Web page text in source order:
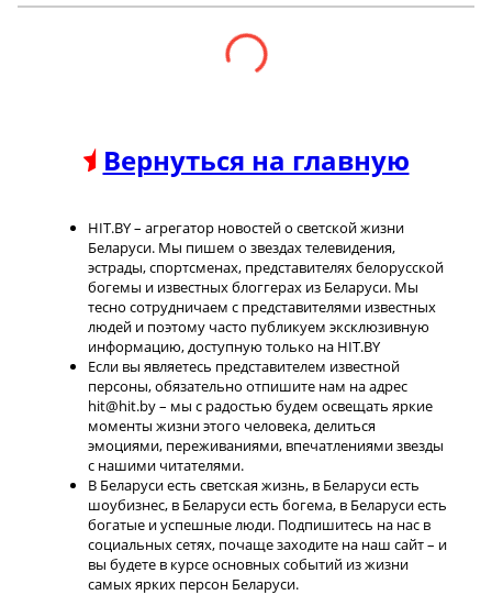
Вернуться на главную
HIT.BY – агрегатор новостей о светской жизни
Беларуси. Мы пишем о звездах телевидения,
эстрады, спортсменах, представителях белорусской
богемы и известных блоггерах из Беларуси. Мы
тесно сотрудничаем с представителями известных
людей и поэтому часто публикуем эксклюзивную
информацию, доступную только на HIT.BY
Если вы являетесь представителем известной
персоны, обязательно отпишите нам на адрес
hit@hit.by – мы с радостью будем освещать яркие
моменты жизни этого человека, делиться
эмоциями, переживаниями, впечатлениями звезды
с нашими читателями.
В Беларуси есть светская жизнь, в Беларуси есть
шоубизнес, в Беларуси есть богема, в Беларуси есть
богатые и успешные люди. Подпишитесь на нас в
социальных сетях, почаще заходите на наш сайт – и
вы будете в курсе основных событий из жизни
самых ярких персон Беларуси.